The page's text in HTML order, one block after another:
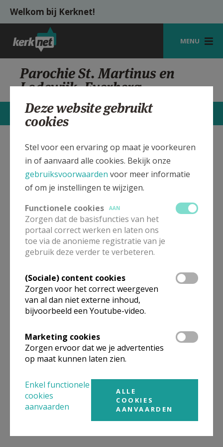
Overslaan en naar de inhoud gaan
Welkom bij Kerknet!
MENU
STARTPAGINA
KERK
VIERINGEN
ZOEKEN
HULP
MIJN PAROCHIE
AANMELDEN OF REGISTREREN
Parochie St. Martinus en
Lodewijk, Everberg
CONTACTEN MEER
Verbergen
Sint Martinus en Lodewijk
kerk Everberg
Bekijk de details voor de weekendvieringen die doorgaan
in deze kerk, het adres van de kerk, alsook een lijst met
kerken in de buurt.
ALLE DETAILS TONEN
Omgeving
Niet gevonden wat je zocht? Hier vind je
links naar kerken, eventueel van andere
organisaties, in de buurt.
Kerken in of nabijKortenberg - Everberg
Deze website gebruikt
cookies
Stel voor een ervaring op maat je voorkeuren
in of aanvaard alle cookies. Bekijk onze
gebruiksvoorwaarden voor meer informatie
of om je instellingen te wijzigen.
Functionele cookies
AAN
Zorgen dat de basisfuncties van het
portaal correct werken en laten ons
toe via de anonieme registratie van je
gebruik deze verder te verbeteren.
(Sociale) content cookies
Zorgen voor het correct weergeven
van al dan niet externe inhoud,
bijvoorbeeld een Youtube-video.
Marketing cookies
Zorgen ervoor dat we je advertenties
op maat kunnen laten zien.
Enkel functionele
cookies
aanvaarden
ALLE
COOKIES
AANVAARDEN